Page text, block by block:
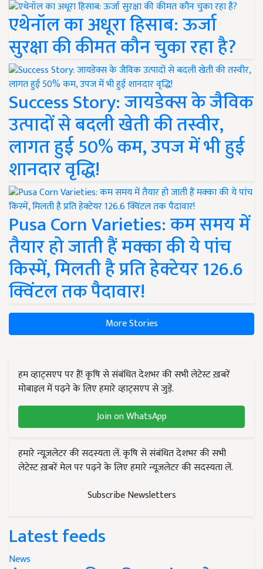
एथेनॉल का अधूरा हिसाब: ऊर्जा
सुरक्षा की कीमत कौन चुका रहा है?
Success Story: जायडेक्स के जैविक
उत्पादों से बदली खेती की तस्वीर,
लागत हुई 50% कम, उपज में भी हुई
शानदार वृद्धि!
Pusa Corn Varieties: कम समय में
तैयार हो जाती हैं मक्का की ये पांच
किस्में, मिलती है प्रति हेक्टेयर 126.6
क्विंटल तक पैदावार!
More Stories
हम व्हाट्सएप पर हैं! कृषि से संबंधित देशभर की सभी लेटेस्ट ख़बरें
मोबाइल में पढ़ने के लिए हमारे व्हाट्सएप से जुड़ें.
Join on WhatsApp
हमारे न्यूज़लेटर की सदस्यता लें. कृषि से संबंधित देशभर की सभी
लेटेस्ट ख़बरें मेल पर पढ़ने के लिए हमारे न्यूज़लेटर की सदस्यता लें.
Subscribe Newsletters
Latest feeds
News